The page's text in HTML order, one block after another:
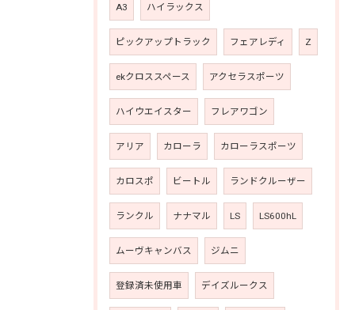
A3 ハイラックス
ピックアップトラック フェアレディ Z
ekクロススペース アクセラスポーツ
ハイウエイスター フレアワゴン
アリア カローラ カローラスポーツ
カロスポ ビートル ランドクルーザー
ランクル ナナマル LS LS600hL
ムーヴキャンバス ジムニ
登録済未使用車 デイズルークス